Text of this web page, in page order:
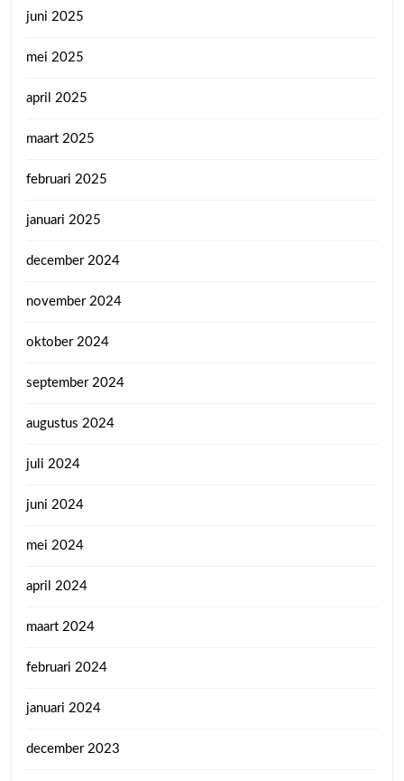
juni 2025
mei 2025
april 2025
maart 2025
februari 2025
januari 2025
december 2024
november 2024
oktober 2024
september 2024
augustus 2024
juli 2024
juni 2024
mei 2024
april 2024
maart 2024
februari 2024
januari 2024
december 2023